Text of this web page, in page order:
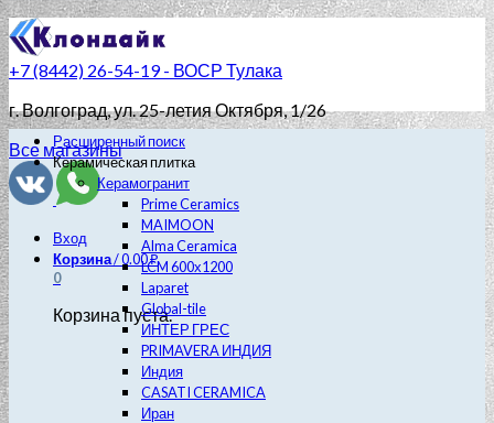
+7 (8442) 26-54-19 - ВОСР Тулака
г. Волгоград, ул. 25-летия Октября, 1/26
Все магазины
Вход
Корзина/0.00₽
0
Корзина пуста.
Расширенный поиск
Керамическая плитка
Керамогранит
Prime Ceramics
MAIMOON
Alma Ceramica
LCM 600х1200
Laparet
Global-tile
ИНТЕР ГРЕС
PRIMAVERA ИНДИЯ
Индия
CASATI CERAMICA
Иран